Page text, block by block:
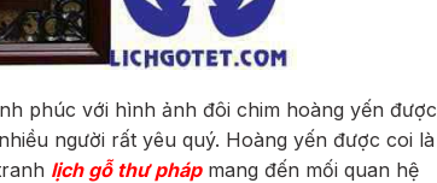
phúc với hình ảnh đôi chim hoàng yến được
người rất yêu quý. Hoàng yến được coi là
lịch gỗ thư phápmang đến mối quan hệ